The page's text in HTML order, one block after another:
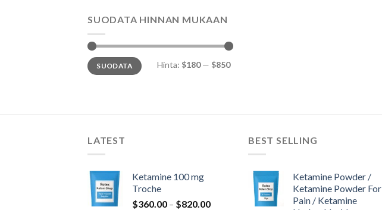
SUODATA HINNAN MUKAAN
Minimihinta
Maksimihinta
SUODATA Hinta: $180— $850
LATEST
Ketamine 100 mg
Troche
$360.00 – $820.00Hintaluokka:
BEST SELLING
Ketamine Powder /
Ketamine Powder For
Pain / Ketamine